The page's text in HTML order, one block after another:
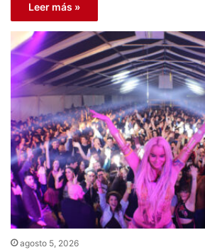
Leer más »
agosto 5, 2026